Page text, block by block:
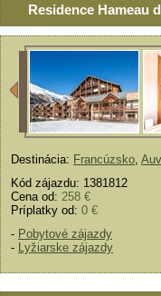
Residence Hameau
Destinácia: Francúzsko,
Kód zájazdu: 1381812
Cena od: 258 €
Príplatky od: 0 €
- Pobytové zájazdy
- Lyžiarske zájazdy